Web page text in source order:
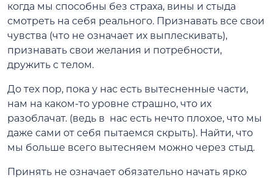
когда мы способны без страха, вины и стыда
смотреть на себя реального. Признавать все свои
чувства (что не означает их выплескивать),
признавать свои желания и потребности,
дружить с телом.
До тех пор, пока у нас есть вытесненные части,
нам на каком-то уровне страшно, что их
разоблачат. (ведь в нас есть нечто плохое, что мы
даже сами от себя пытаемся скрыть). Найти, что
мы больше всего вытесняем можно через стыд.
Принять не означает обязательно начать ярко